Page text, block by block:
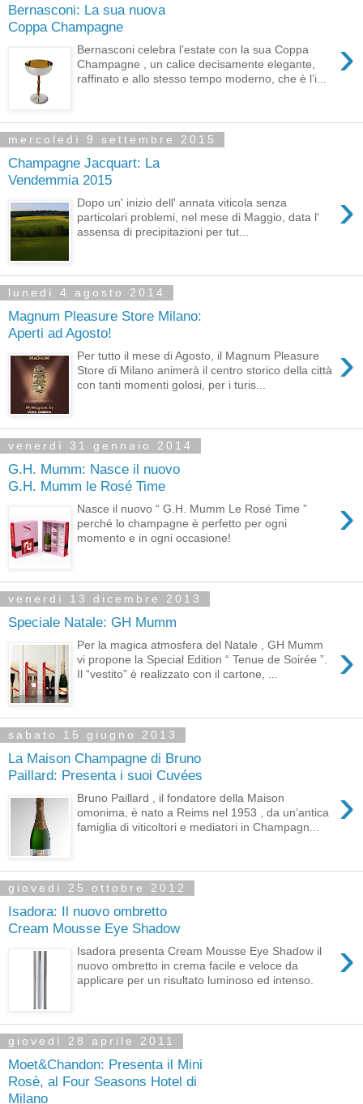
Bernasconi: La sua nuova
Coppa Champagne
›
Bernasconi celebra l’estate con la sua Coppa
Champagne , un calice decisamente elegante,
raffinato e allo stesso tempo moderno, che è l’i...
mercoledì 9 settembre 2015
Champagne Jacquart: La
Vendemmia 2015
›
Dopo un' inizio dell' annata viticola senza
particolari problemi, nel mese di Maggio, data l'
assensa di precipitazioni per tut...
lunedì 4 agosto 2014
Magnum Pleasure Store Milano:
Aperti ad Agosto!
›
Per tutto il mese di Agosto, il Magnum Pleasure
Store di Milano animerà il centro storico della città
con tanti momenti golosi, per i turis...
venerdì 31 gennaio 2014
G.H. Mumm: Nasce il nuovo
G.H. Mumm le Rosé Time
›
Nasce il nuovo “ G.H. Mumm Le Rosé Time ”
perché lo champagne è perfetto per ogni
momento e in ogni occasione!
venerdì 13 dicembre 2013
Speciale Natale: GH Mumm
›
Per la magica atmosfera del Natale , GH Mumm
vi propone la Special Edition “ Tenue de Soirée ”.
Il “vestito” è realizzato con il cartone, ...
sabato 15 giugno 2013
La Maison Champagne di Bruno
Paillard: Presenta i suoi Cuvées
›
Bruno Paillard , il fondatore della Maison
omonima, è nato a Reims nel 1953 , da un’antica
famiglia di viticoltori e mediatori in Champagn...
giovedì 25 ottobre 2012
Isadora: Il nuovo ombretto
Cream Mousse Eye Shadow
›
Isadora presenta Cream Mousse Eye Shadow il
nuovo ombretto in crema facile e veloce da
applicare per un risultato luminoso ed intenso.
giovedì 28 aprile 2011
Moet&Chandon: Presenta il Mini
Rosè, al Four Seasons Hotel di
Milano